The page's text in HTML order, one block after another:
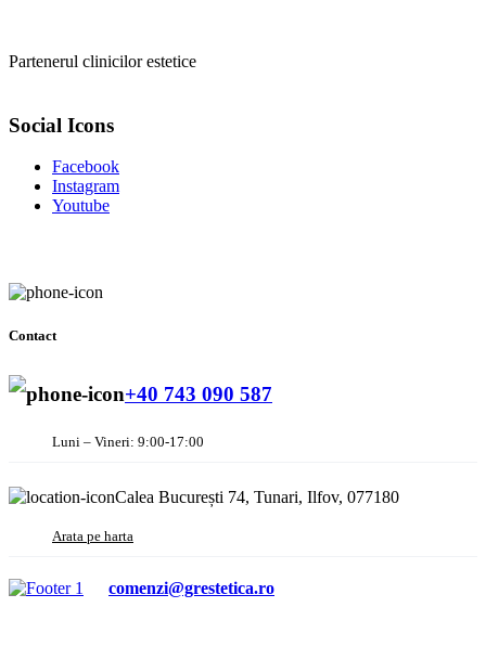
Partenerul clinicilor estetice
Social Icons
Facebook
Instagram
Youtube
Contact
+40 743 090 587
Luni – Vineri: 9:00-17:00
Calea București 74, Tunari, Ilfov, 077180
Arata pe harta
comenzi@grestetica.ro